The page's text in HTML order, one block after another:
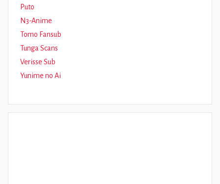
Puto
N3-Anime
Tomo Fansub
Tunga Scans
Verisse Sub
Yunime no Ai